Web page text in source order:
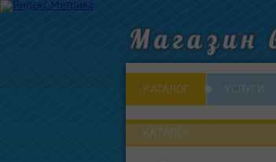
КАТАЛОГ УСЛУГИ
КАТАЛОГ